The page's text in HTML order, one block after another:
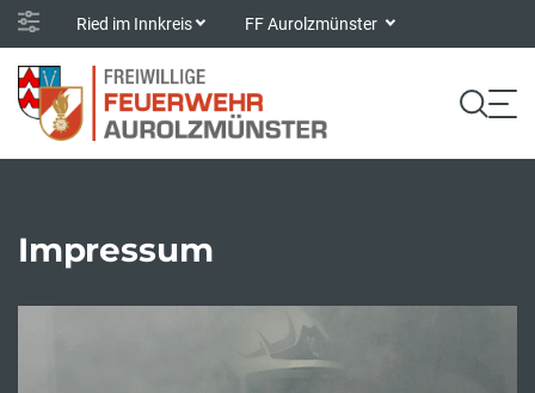
Ried im Innkreis FF Aurolzmünster
Impressum